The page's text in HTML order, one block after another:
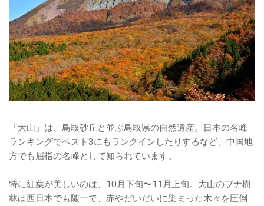
「大山」は、鳥取砂丘と並ぶ鳥取県の自然遺産。日本の名峰
ランキングでベスト3にもランクインしたりするなど、中国地
方でも屈指の名峰として知られています。
特に紅葉が美しいのは、10月下旬〜11月上旬。大山のブナ樹
林は西日本でも随一で、赤やだいだいに染まった木々を圧倒